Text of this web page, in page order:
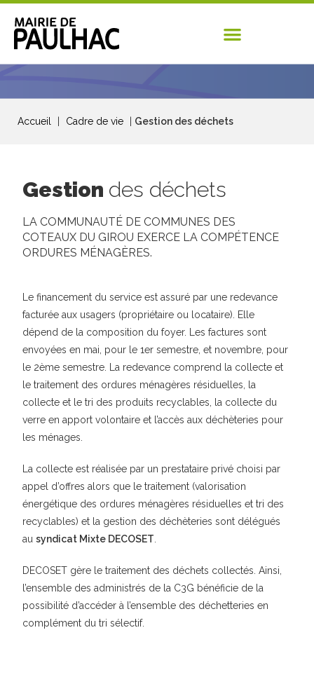
Accueil Cadre de vie Gestion des déchets
Gestion des déchets
LA COMMUNAUTÉ DE COMMUNES DES
COTEAUX DU GIROU EXERCE LA COMPÉTENCE
ORDURES MÉNAGÈRES.
Le financement du service est assuré par une redevance
facturée aux usagers (propriétaire ou locataire). Elle
dépend de la composition du foyer. Les factures sont
envoyées en mai, pour le 1er semestre, et novembre, pour
le 2ème semestre. La redevance comprend la collecte et
le traitement des ordures ménagères résiduelles, la
collecte et le tri des produits recyclables, la collecte du
verre en apport volontaire et l’accès aux déchèteries pour
les ménages.
La collecte est réalisée par un prestataire privé choisi par
appel d’offres alors que le traitement (valorisation
énergétique des ordures ménagères résiduelles et tri des
recyclables) et la gestion des déchèteries sont délégués
ausyndicat Mixte DECOSET.
DECOSET gère le traitement des déchets collectés. Ainsi,
l’ensemble des administrés de la C3G bénéficie de la
possibilité d’accéder à l’ensemble des déchetteries en
complément du tri sélectif.